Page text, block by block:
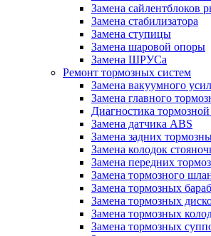
Замена сайлентблоков
Замена стабилизатора
Замена ступицы
Замена шаровой опоры
Замена ШРУСа
Ремонт тормозных систем
Замена вакуумного
Замена главного
Диагностика
Замена датчика ABS
Замена задних
Замена колодок
Замена передних
Замена тормозного
Замена тормозных
Замена тормозных
Замена тормозных
Замена тормозных